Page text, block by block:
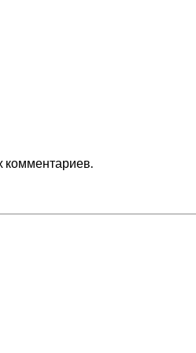
комментариев.